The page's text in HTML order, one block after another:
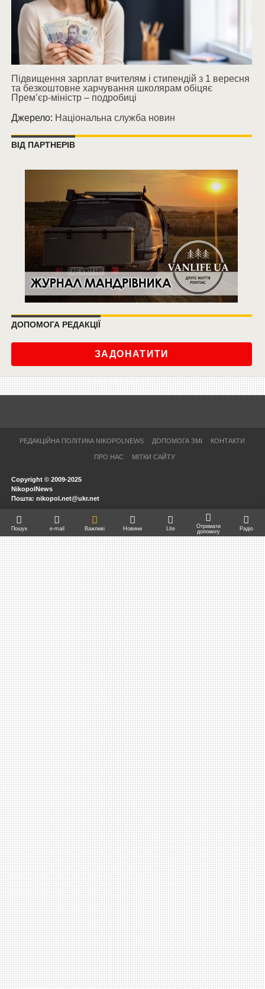
Підвищення зарплат вчителям і стипендій з 1 вересня
та безкоштовне харчування школярам обіцяє
Прем’єр-міністр – подробиці
Джерело: Національна служба новин
ВІД ПАРТНЕРІВ
ДОПОМОГА РЕДАКЦІЇ
ЗАДОНАТИТИ
РЕДАКЦІЙНА ПОЛІТИКА NIKOPOLNEWS ДОПОМОГА ЗМІ КОНТАКТИ
ПРО НАС МІТКИ САЙТУ
Copyright © 2009-2025
NikopolNews
Пошта: nikopol.net@ukr.net
Пошук e-mail Важливі Новини Lite
Отримати
допомогу
Радіо